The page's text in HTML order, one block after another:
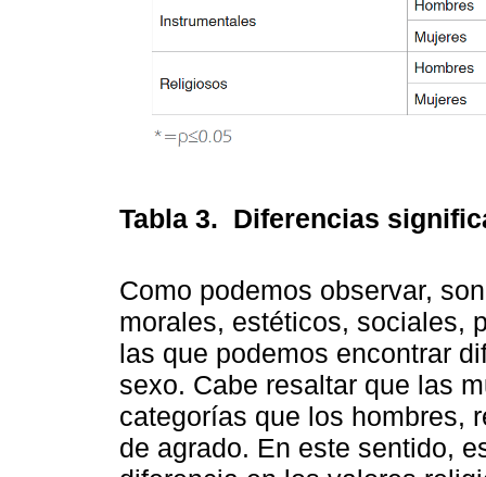
Tabla 3. Diferencias
Como podemos observar,
morales, estéticos, sociales,
las que podemos encontrar
sexo. Cabe resaltar que las
categorías que los hombres,
de agrado. En este sentido,